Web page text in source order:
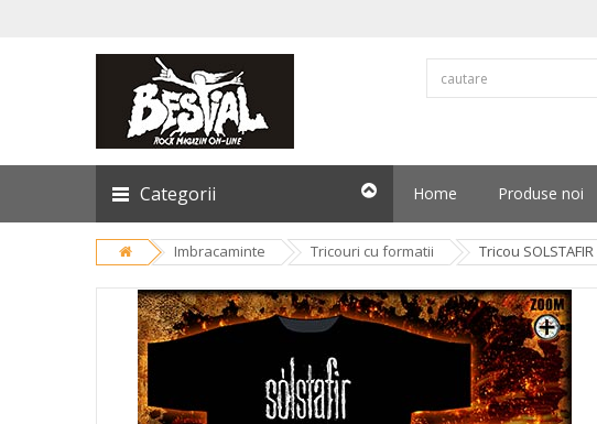
Categorii Home Produse noi
Imbracaminte Tricouri cu formatii Tricou